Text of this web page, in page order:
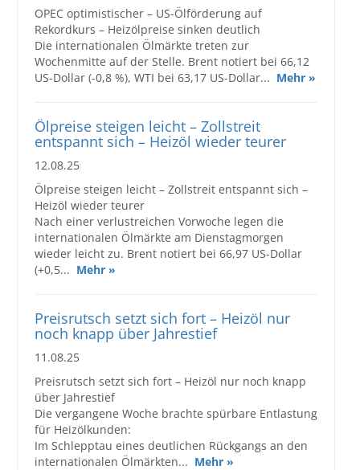
OPEC optimistischer – US-Ölförderung auf
Rekordkurs – Heizölpreise sinken deutlich
Die internationalen Ölmärkte treten zur
Wochenmitte auf der Stelle. Brent notiert bei 66,12
US-Dollar (-0,8 %), WTI bei 63,17 US-Dollar... Mehr »
Ölpreise steigen leicht – Zollstreit
entspannt sich – Heizöl wieder teurer
12.08.25
Ölpreise steigen leicht – Zollstreit entspannt sich –
Heizöl wieder teurer
Nach einer verlustreichen Vorwoche legen die
internationalen Ölmärkte am Dienstagmorgen
wieder leicht zu. Brent notiert bei 66,97 US-Dollar
(+0,5... Mehr »
Preisrutsch setzt sich fort – Heizöl nur
noch knapp über Jahrestief
11.08.25
Preisrutsch setzt sich fort – Heizöl nur noch knapp
über Jahrestief
Die vergangene Woche brachte spürbare Entlastung
für Heizölkunden:
Im Schlepptau eines deutlichen Rückgangs an den
internationalen Ölmärkten... Mehr »